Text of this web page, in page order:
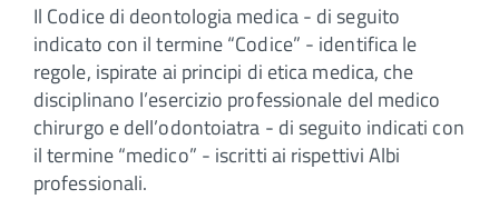
Il Codice di deontologia medica - di seguito
indicato con il termine “Codice” - identifica le
regole, ispirate ai principi di etica medica, che
disciplinano l’esercizio professionale del medico
chirurgo e dell’odontoiatra - di seguito indicati con
il termine “medico” - iscritti ai rispettivi Albi
professionali.